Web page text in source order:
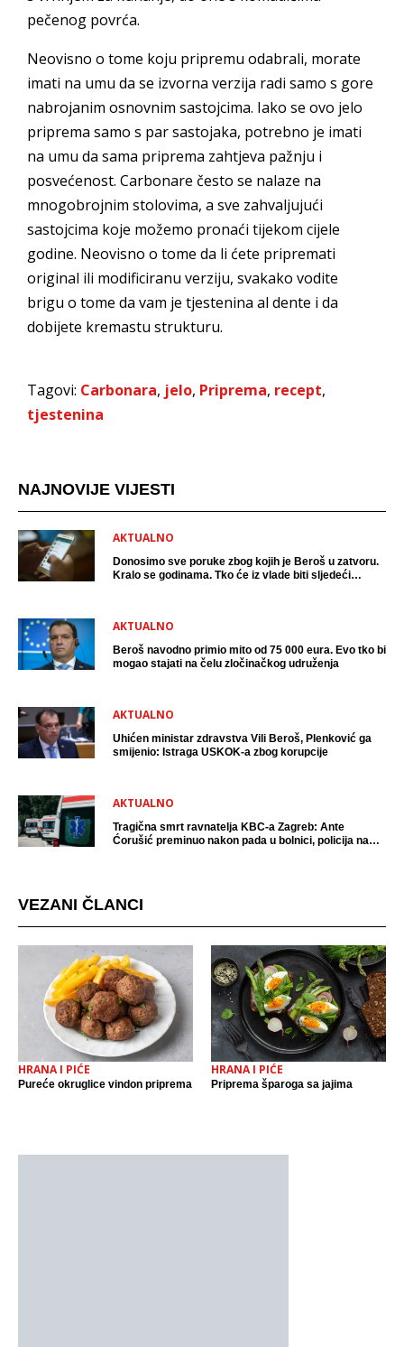
pečenog povrća.
Neovisno o tome koju pripremu odabrali, morate
imati na umu da se izvorna verzija radi samo s gore
nabrojanim osnovnim sastojcima. Iako se ovo jelo
priprema samo s par sastojaka, potrebno je imati
na umu da sama priprema zahtjeva pažnju i
posvećenost. Carbonare često se nalaze na
mnogobrojnim stolovima, a sve zahvaljujući
sastojcima koje možemo pronaći tijekom cijele
godine. Neovisno o tome da li ćete pripremati
original ili modificiranu verziju, svakako vodite
brigu o tome da vam je tjestenina al dente i da
dobijete kremastu strukturu.
Tagovi: Carbonara, jelo, Priprema, recept,
tjestenina
NAJNOVIJE VIJESTI
AKTUALNO
Donosimo sve poruke zbog kojih je Beroš u zatvoru.
Kralo se godinama. Tko će iz vlade biti sljedeći
AKTUALNO
Beroš navodno primio mito od 75 000 eura. Evo tko bi
mogao stajati na čelu zločinačkog udruženja
AKTUALNO
Uhićen ministar zdravstva Vili Beroš, Plenković ga
smijenio: Istraga USKOK-a zbog korupcije
AKTUALNO
Tragična smrt ravnatelja KBC-a Zagreb: Ante
Ćorušić preminuo nakon pada u bolnici, policija na
VEZANI ČLANCI
HRANA I PIĆE
Pureće okruglice vindon priprema
HRANA I PIĆE
Priprema šparoga sa jajima